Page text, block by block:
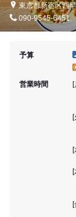
東京都新宿区西
090-9545-6451
予算
営業時間
[
[
[
[
[